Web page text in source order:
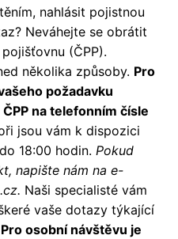
nahlásit pojistnou
Neváhejte se obrátit
(ČPP).
několika způsoby. Pro
požadavku
na telefonním čísle
jsou vám k dispozici
18:00 hodin. Pokud
napište nám na e-
Naši specialisté vám
vaše dotazy týkající
Pro osobní návštěvu je